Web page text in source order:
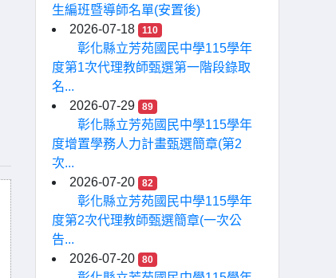
生編班暨導師名單(安置後)
2026-07-18
110
彰化縣立芳苑國民中學115學年
度第1次代理教師甄選第一階段錄取
名...
2026-07-29
89
彰化縣立芳苑國民中學115學年
度增置學務人力計畫甄選簡章(第2
次...
2026-07-20
82
彰化縣立芳苑國民中學115學年
度第2次代理教師甄選簡章(一次公
告...
2026-07-20
80